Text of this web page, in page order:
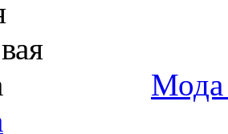
Мода